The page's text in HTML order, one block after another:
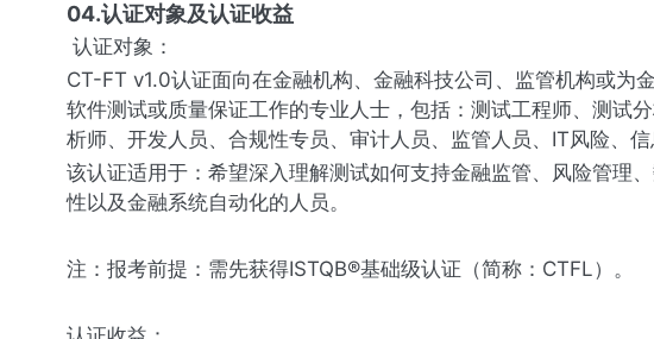
04.认证对象及认证收益
认证对象：
CT-FT v1.0认证面向在金融机构、金融科技公司、监管机构或为
软件测试或质量保证工作的专业人士，包括：测试工程师、测试
析师、开发人员、合规性专员、审计人员、监管人员、IT风险、信
该认证适用于：希望深入理解测试如何支持金融监管、风险管理
性以及金融系统自动化的人员。
注：报考前提：需先获得ISTQB®基础级认证（简称：CTFL）。